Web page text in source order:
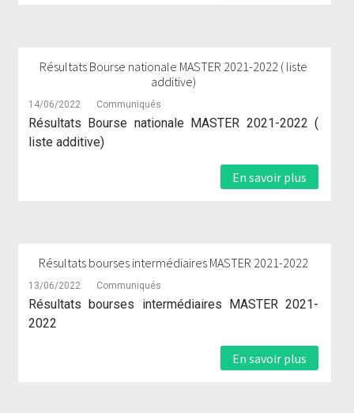
Résultats Bourse nationale MASTER 2021-2022 ( liste
additive)
14/06/2022 Communiqués
Résultats Bourse nationale MASTER 2021-2022 (
liste additive)
En savoir plus
Résultats bourses intermédiaires MASTER 2021-2022
13/06/2022 Communiqués
Résultats bourses intermédiaires MASTER 2021-
2022
En savoir plus